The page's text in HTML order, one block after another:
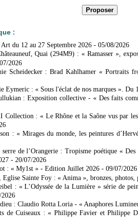
:
du 12 au 27 Septembre 2026 - 05/08/2026
Quai (294M9) : « Ramasser »,
2026
Scheidecker : Brad Kahlhamer « Portraits
Eymeric : « Sous l'éclat de nos marques ». Du
: Exposition collective - « Des faits
: « Le Rhône et la Saône vus par
: « Mirages du monde, les peintures
serre de l’Orangerie : Tropisme poétique «
- 20/07/2026
: « My1st » - Edition Juillet 2026 - 09/07/2026
Sainte Foy : « Anima », bronzes, photos,
: « L’Odyssée de la Lumière » série de
: Claudio Rotta Loria - « Anaphores
de Cuiseaux : « Philippe Favier et Philippe